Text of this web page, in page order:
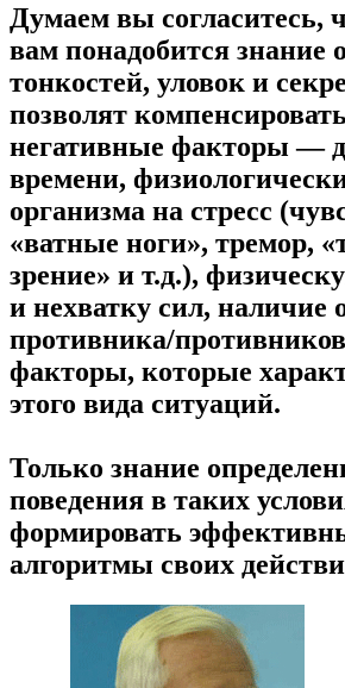
Думаем вы согласитесь,
вам понадобится знание
тонкостей, уловок и
позволят
негативные факторы —
времени,
организма на стресс
«ватные ноги», тремор,
зрение» и т.д.),
и нехватку сил, наличие
противника/
факторы, которые
этого вида ситуаций.
Только знание
поведения в таких
формировать
алгоритмы своих